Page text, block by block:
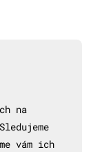
na
vám ich